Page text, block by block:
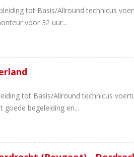
tot Basis/Allround technicus
voor 32 uur...
tot Basis/Allround technicus
goede begeleiding en...